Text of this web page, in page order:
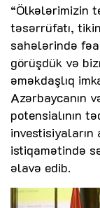
“Ölkələrimizin
təsərrüfatı,
sahələrində
görüşdük və
əməkdaşlıq
Azərbaycanın
potensialının
investisiyaların
istiqamətində
əlavə edib.